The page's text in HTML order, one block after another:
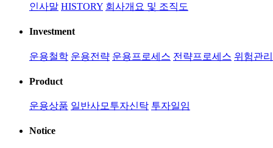
인사말 HISTORY 회사개요 및 조직도
Investment
운용철학 운용전략 운용프로세스 전략프로세스 위험관
Product
운용상품 일반사모투자신탁 투자일임
Notice